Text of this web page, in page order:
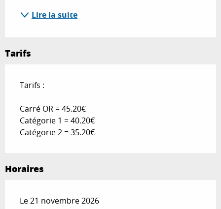
Lire la suite
Tarifs
Tarifs :
Carré OR = 45.20€
Catégorie 1 = 40.20€
Catégorie 2 = 35.20€
Horaires
Le 21 novembre 2026